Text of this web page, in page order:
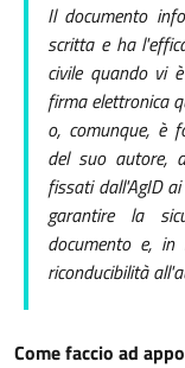
Il documento
scritta e ha
civile quando vi
firma elettronica
o, comunque, è
del suo autore,
fissati dall'AgID
garantire la
documento e,
riconducibilità
Come faccio ad